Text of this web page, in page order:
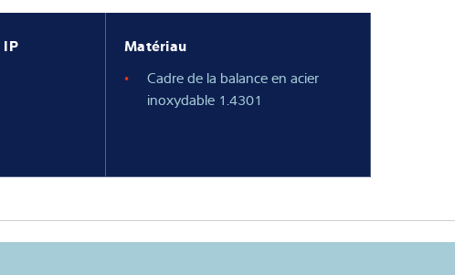
IP
Matériau
Cadre de la balance en acier
inoxydable 1.4301